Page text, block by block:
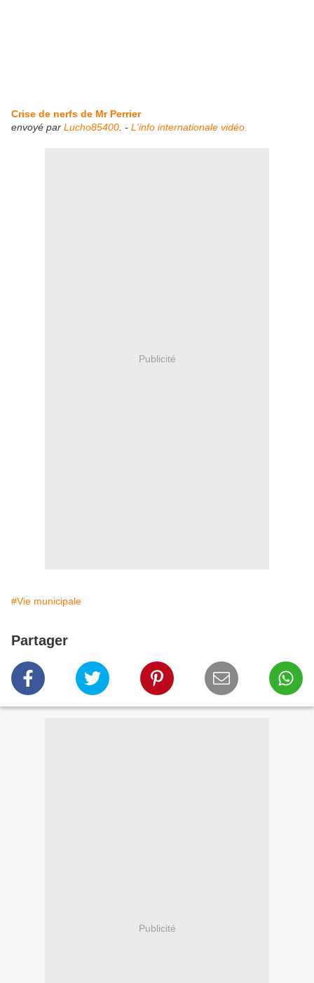
Crise de nerfs de Mr Perrier
envoyé par Lucho85400 . - L'info internationale vidéo.
Publicité
#Vie municipale
Partager
Publicité